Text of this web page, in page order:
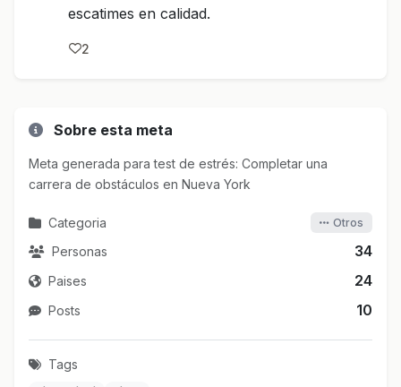
escatimes en calidad.
2
Sobre esta meta
Meta generada para test de estrés: Completar una
carrera de obstáculos en Nueva York
Categoria Otros
Personas 34
Paises 24
Posts 10
Tags